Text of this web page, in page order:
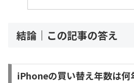
結論｜この記事の答え
iPhoneの買い替え年数は何